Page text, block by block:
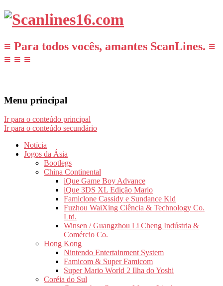
≡ Para todos vocês, amantes ScanLines. ≡
≡ ≡ ≡
Menu principal
Ir para o conteúdo principal
Ir para o conteúdo secundário
Notícia
Jogos da Ásia
Bootlegs
China Continental
iQue Game Boy Advance
iQue 3DS XL Edição Mario
Famiclone Cassidy e Sundance Kid
Fuzhou WaiXing Ciência & Technology Co.
Ltd.
Winsen / Guangzhou Li Cheng Indústria &
Comércio Co.
Hong Kong
Nintendo Entertainment System
Famicom & Super Famicom
Super Mario World 2 Ilha do Yoshi
Coréia do Sul